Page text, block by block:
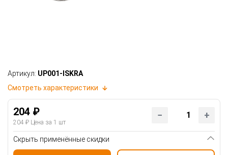
Артикул: UP001-ISKRA
Смотреть характеристики
204 ₽
204 ₽ Цена за 1 шт
Скрыть применённые скидки